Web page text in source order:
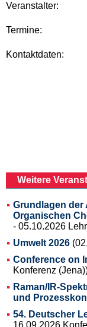
Veranstalter:
Termine:
Kontaktdaten:
Weitere
Grundlagen der
Organischen
- 05.10.2026
Umwelt 2026
Conference on
Konferenz
Raman/IR-
und
54. Deutscher